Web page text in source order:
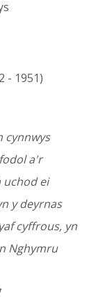
- 1951)
cynnwys
a'r
ei
y deyrnas
cyffrous, yn
Nghymru